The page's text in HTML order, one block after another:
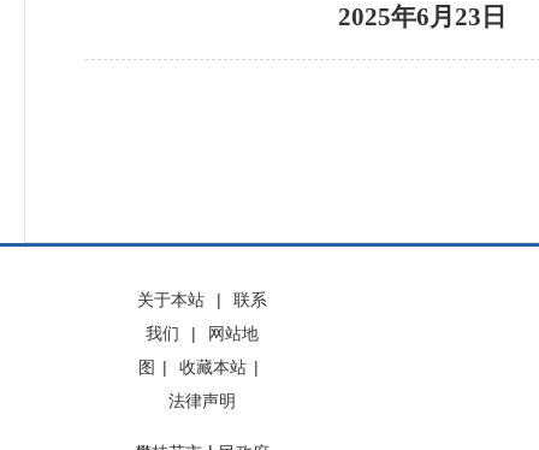
2025年6月23日
关于本站 |
联系
我们
|
网站地
图 | 收藏本站 |
法律声明